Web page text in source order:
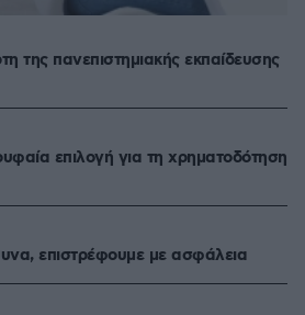
της πανεπιστημιακής εκπαίδευσης
επιλογή για τη χρηματοδότηση
επιστρέφουμε με ασφάλεια